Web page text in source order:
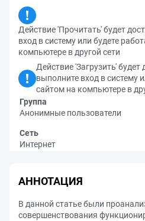
Действие 'Прочитать' будет
вход в систему или будете
компьютере в другой сети
Действие 'Загрузить' будет
выполните вход в систему
сайтом на компьютере в
Группа
Анонимные пользователи
Сеть
Интернет
АННОТАЦИЯ
В данной статье были
совершенствования